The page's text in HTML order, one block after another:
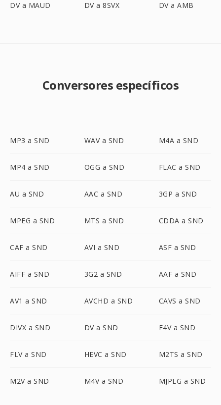
DV a MAUD DV a 8SVX DV a AMB
Conversores específicos
MP3 a SND WAV a SND M4A a SND
MP4 a SND OGG a SND FLAC a SND
AU a SND AAC a SND 3GP a SND
MPEG a SND MTS a SND CDDA a SND
CAF a SND AVI a SND ASF a SND
AIFF a SND 3G2 a SND AAF a SND
AV1 a SND AVCHD a SND CAVS a SND
DIVX a SND DV a SND F4V a SND
FLV a SND HEVC a SND M2TS a SND
M2V a SND M4V a SND MJPEG a SND